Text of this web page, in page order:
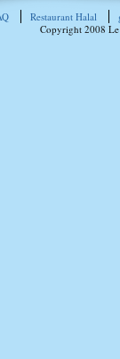
Restaurant Halal
Copyright 2008